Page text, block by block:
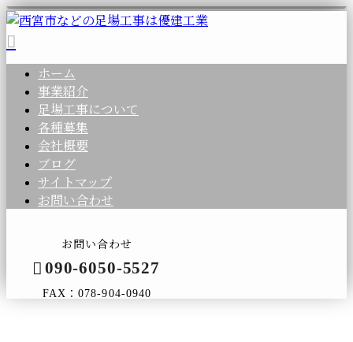
ホーム
事業紹介
足場工事について
各種募集
会社概要
ブログ
サイトマップ
お問い合わせ
お問い合わせ
090-6050-5527
FAX：078-904-0940